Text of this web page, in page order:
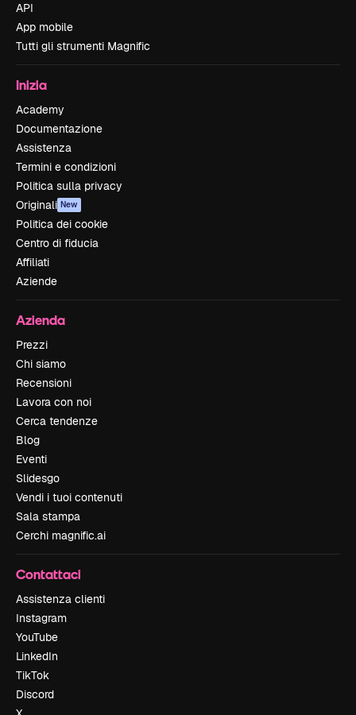
API
App mobile
Tutti gli strumenti Magnific
Inizia
Academy
Documentazione
Assistenza
Termini e condizioni
Politica sulla privacy
Originali New
Politica dei cookie
Centro di fiducia
Affiliati
Aziende
Azienda
Prezzi
Chi siamo
Recensioni
Lavora con noi
Cerca tendenze
Blog
Eventi
Slidesgo
Vendi i tuoi contenuti
Sala stampa
Cerchi magnific.ai
Contattaci
Assistenza clienti
Instagram
YouTube
LinkedIn
TikTok
Discord